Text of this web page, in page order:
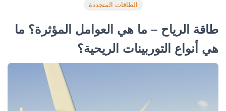
الطاقات المتجددة
طاقة الرياح – ما هي العوامل المؤثرة؟ ما
هي أنواع التوربينات الريحية؟